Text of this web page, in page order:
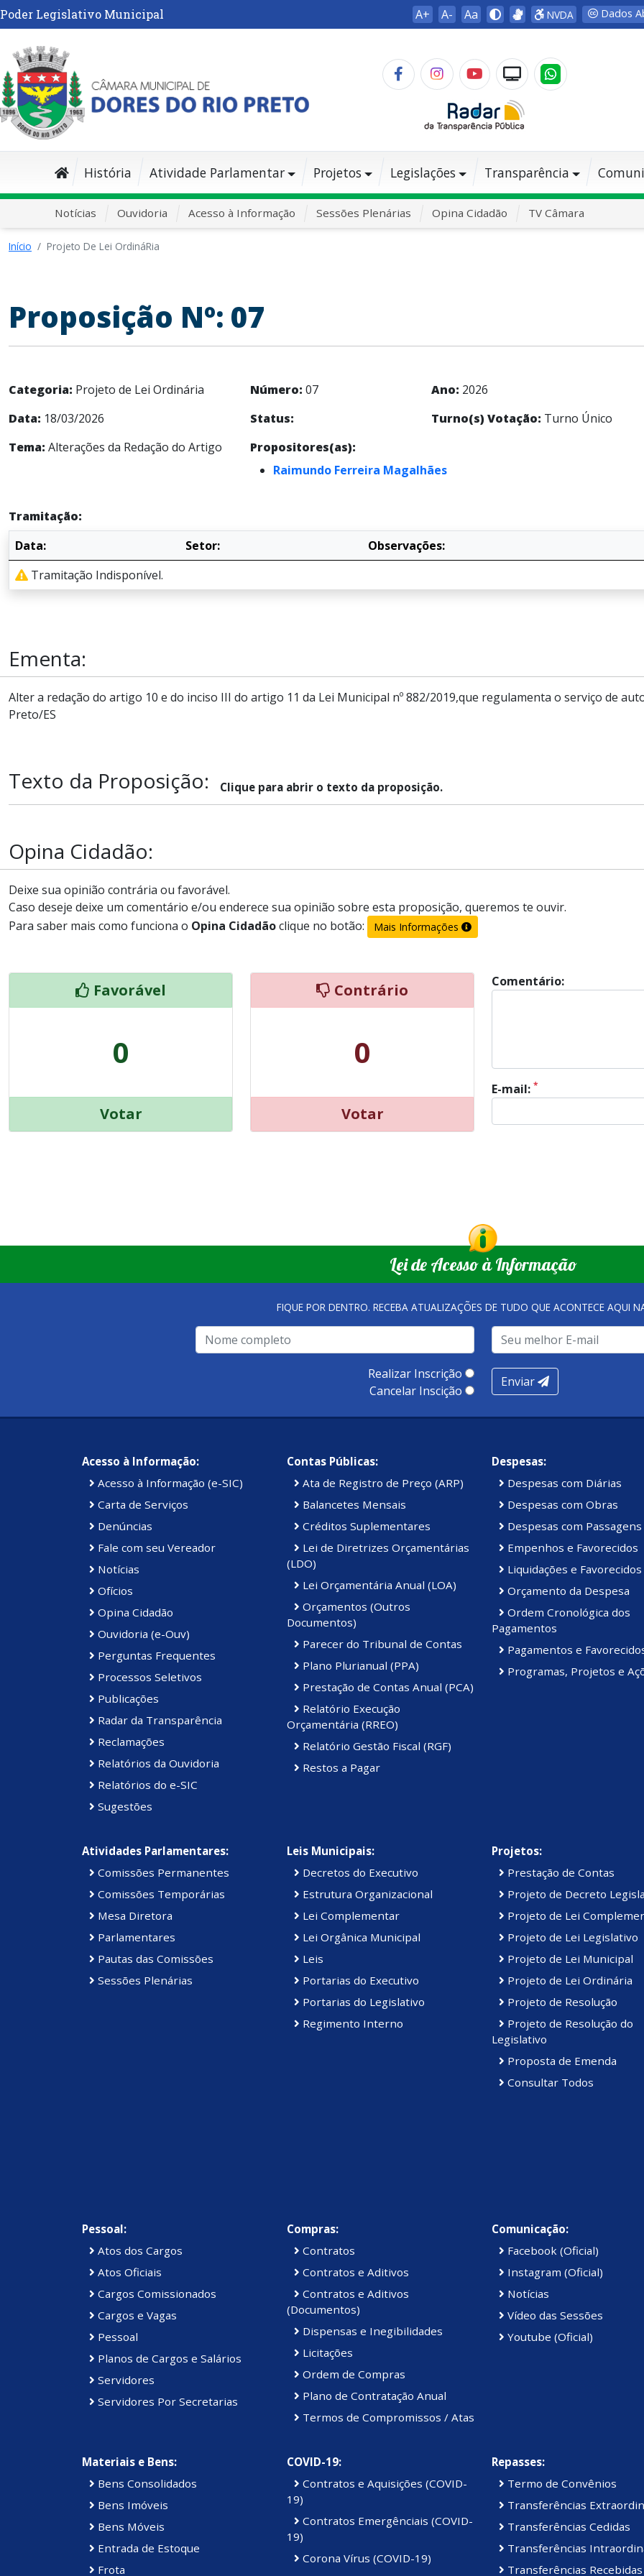
Poder Legislativo Municipal A+ A- Aa NVDA Dados
História Atividade Parlamentar Projetos Legislações Transparência
Notícias Ouvidoria Acesso à Informação Sessões Plenárias Opina Cidadão TV Câmara
Início Projeto De Lei OrdináRia
Proposição Nº: 07
Categoria: Projeto de Lei Ordinária Número: 07 Ano: 2026
Data: 18/03/2026 Status: Turno(s) Votação: Turno Único
Tema: Alterações da Redação do Artigo
Propositores(as):
Raimundo Ferreira Magalhães
Tramitação:
Data:
Setor:
Observações:
Tramitação Indisponível.
Ementa:
Alter a redação do artigo 10 e do inciso III do artigo 11 da Lei Municipal nº 882/2019,que regulamenta o serviço de
Preto/ES
Texto da Proposição: Clique para abrir o texto da proposição.
Opina Cidadão:
Deixe sua opinião contrária ou favorável.
Caso deseje deixe um comentário e/ou enderece sua opinião sobre esta proposição, queremos te ouvir.
Para saber mais como funciona o Opina Cidadãoclique no botão: Mais Informações
Favorável
0
Votar
Contrário
0
Votar
Comentário:
E-mail: *
Lei de Acesso à Informação
FIQUE POR DENTRO. RECEBA ATUALIZAÇÕES DE TUDO QUE ACONTECE AQUI
Realizar Inscrição
Cancelar Inscição
Enviar
Acesso à Informação:
Acesso à Informação (e-SIC)
Carta de Serviços
Denúncias
Fale com seu Vereador
Notícias
Ofícios
Opina Cidadão
Ouvidoria (e-Ouv)
Perguntas Frequentes
Processos Seletivos
Publicações
Radar da Transparência
Reclamações
Relatórios da Ouvidoria
Relatórios do e-SIC
Sugestões
Contas Públicas:
Ata de Registro de Preço (ARP)
Balancetes Mensais
Créditos Suplementares
Lei de Diretrizes Orçamentárias
(LDO)
Lei Orçamentária Anual (LOA)
Orçamentos (Outros
Documentos)
Parecer do Tribunal de Contas
Plano Plurianual (PPA)
Prestação de Contas Anual (PCA)
Relatório Execução
Orçamentária (RREO)
Relatório Gestão Fiscal (RGF)
Restos a Pagar
Despesas:
Despesas com Diárias
Despesas com Obras
Despesas com Passagens
Empenhos e Favorecidos
Liquidações e Favorecidos
Orçamento da Despesa
Ordem Cronológica dos
Pagamentos
Pagamentos e
Programas, Projetos e
Atividades Parlamentares:
Comissões Permanentes
Comissões Temporárias
Mesa Diretora
Parlamentares
Pautas das Comissões
Sessões Plenárias
Leis Municipais:
Decretos do Executivo
Estrutura Organizacional
Lei Complementar
Lei Orgânica Municipal
Leis
Portarias do Executivo
Portarias do Legislativo
Regimento Interno
Projetos:
Prestação de Contas
Projeto de Decreto
Projeto de Lei
Projeto de Lei Legislativo
Projeto de Lei Municipal
Projeto de Lei Ordinária
Projeto de Resolução
Projeto de Resolução do
Legislativo
Proposta de Emenda
Consultar Todos
Pessoal:
Atos dos Cargos
Atos Oficiais
Cargos Comissionados
Cargos e Vagas
Pessoal
Planos de Cargos e Salários
Servidores
Servidores Por Secretarias
Compras:
Contratos
Contratos e Aditivos
Contratos e Aditivos
(Documentos)
Dispensas e Inegibilidades
Licitações
Ordem de Compras
Plano de Contratação Anual
Termos de Compromissos / Atas
Comunicação:
Facebook (Oficial)
Instagram (Oficial)
Notícias
Vídeo das Sessões
Youtube (Oficial)
Materiais e Bens:
Bens Consolidados
Bens Imóveis
Bens Móveis
Entrada de Estoque
Frota
COVID-19:
Contratos e Aquisições (COVID-
19)
Contratos Emergênciais (COVID-
19)
Corona Vírus (COVID-19)
Repasses:
Termo de Convênios
Transferências
Transferências Cedidas
Transferências
Transferências Recebidas